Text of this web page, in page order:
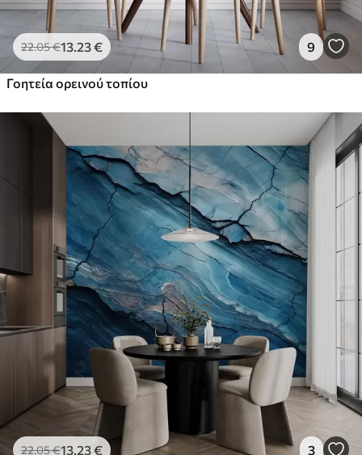
22.05€13 .23€ 9
Γοητεία ορεινού τοπίου
22.05€13 .23€ 3